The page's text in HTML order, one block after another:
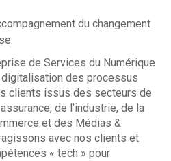
du changement
de Services du Numérique
des processus
clients issus des secteurs de
de l’industrie, de la
et des Médias &
avec nos clients et
« tech » pour